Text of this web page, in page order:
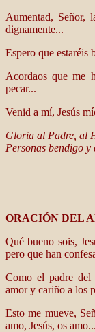
Aumentad, Señor,
dignamente...
Espero que estaréis
Acordaos que me
pecar...
Venid a mí, Jesús
Gloria al Padre, al
Personas bendigo y
ORACIÓN DEL
Qué bueno sois,
pero que han
Como el padre
amor y cariño a los
Esto me mueve,
amo, Jesús, os amo...